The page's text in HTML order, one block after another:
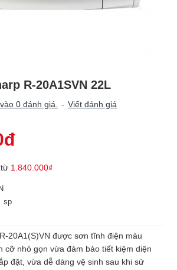
R-20A1SVN 22L
0 đánh giá. - Viết đánh giá
1.840.000₫
sp
20A1(S)VN được sơn tĩnh điện màu
cỡ nhỏ gọn vừa đảm bảo tiết kiệm diện
đặt, vừa dễ dàng vệ sinh sau khi sử